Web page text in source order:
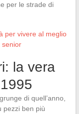
per le strade di
per vivere al meglio
senior
la vera
di quell’anno,
pezzi ben più